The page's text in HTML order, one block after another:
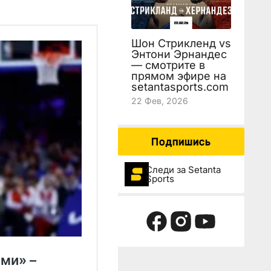
Шон Стрикленд vs
Энтони Эрнандес
— смотрите в
прямом эфире на
setantasports.com
22 Фев, 2026
Подпишись
Следи за Setanta
Sports